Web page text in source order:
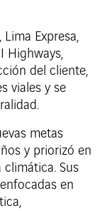
Expresa,
Highways,
del cliente,
viales y se
metas
y priorizó en
Sus
en